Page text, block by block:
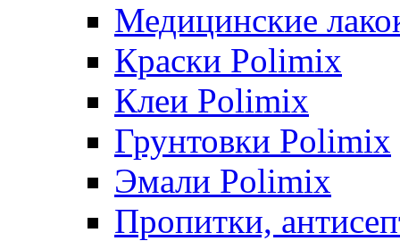
Медицинские
Краски Polimix
Клеи Polimix
Грунтовки Polimix
Эмали Polimix
Пропитки,